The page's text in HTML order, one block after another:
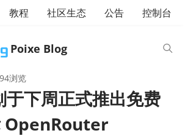
Poixe Blog
教程 社区生态 公告 控制台
浏览
下周正式推出免费
OpenRouter